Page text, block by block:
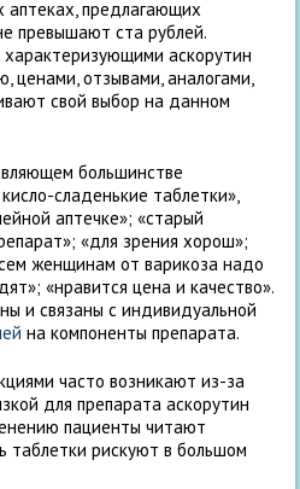
аптеках, предлагающих
превышают ста рублей.
аскорутин
ценами, отзывами, аналогами,
свой выбор на данном
большинстве
сладенькие таблетки»,
аптечке»; «старый
«для зрения хорош»;
женщинам от варикоза надо
«нравится цена и качество».
и связаны с индивидуальной
на компоненты препарата.
часто возникают из-за
для препарата аскорутин
пациенты читают
таблетки рискуют в большом